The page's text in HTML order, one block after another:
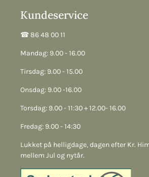
Kundeservice
☎︎ 86 48 00 11
Mandag: 9.00 - 16.00
Tirsdag: 9.00 - 15.00
Onsdag: 9.00 -16.00
Torsdag: 9.00 - 11:30 + 12.00- 16.00
Fredag: 9.00 - 14:30
Lukket på helligdage, dagen efter Kr.
mellem Jul og nytår.